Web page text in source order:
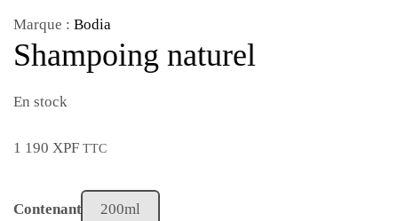
Marque : Bodia
Shampoing naturel
En stock
1 190 XPF TTC
Contenant 200ml